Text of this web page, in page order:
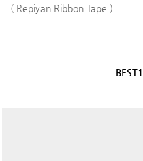
( Repiyan Ribbon Tape )
BEST1